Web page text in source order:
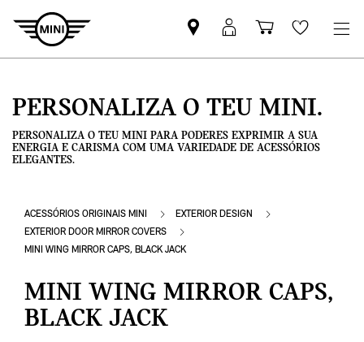
Pesquisar
parceiro
Iniciar
sessão
Carrinho
de
Wishlist
PERSONALIZA O TEU MINI.
PERSONALIZA O TEU MINI PARA PODERES EXPRIMIR A SUA
ENERGIA E CARISMA COM UMA VARIEDADE DE ACESSÓRIOS
ELEGANTES.
ACESSÓRIOS ORIGINAIS MINI
EXTERIOR DESIGN
EXTERIOR DOOR MIRROR COVERS
MINI WING MIRROR CAPS, BLACK JACK
MINI WING MIRROR CAPS,
BLACK JACK